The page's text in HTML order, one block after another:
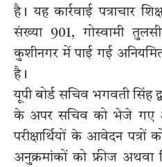
है। यह कार्रवाई पत्राचार
संख्या 901, गोस्वामी
कुशीनगर में पाई गई
है।
यूपी बोर्ड सचिव भगवती सिंह
के अपर सचिव को भेजे गए
परीक्षार्थियों के आवेदन
अनुक्रमांकों को फ्रीज अथवा